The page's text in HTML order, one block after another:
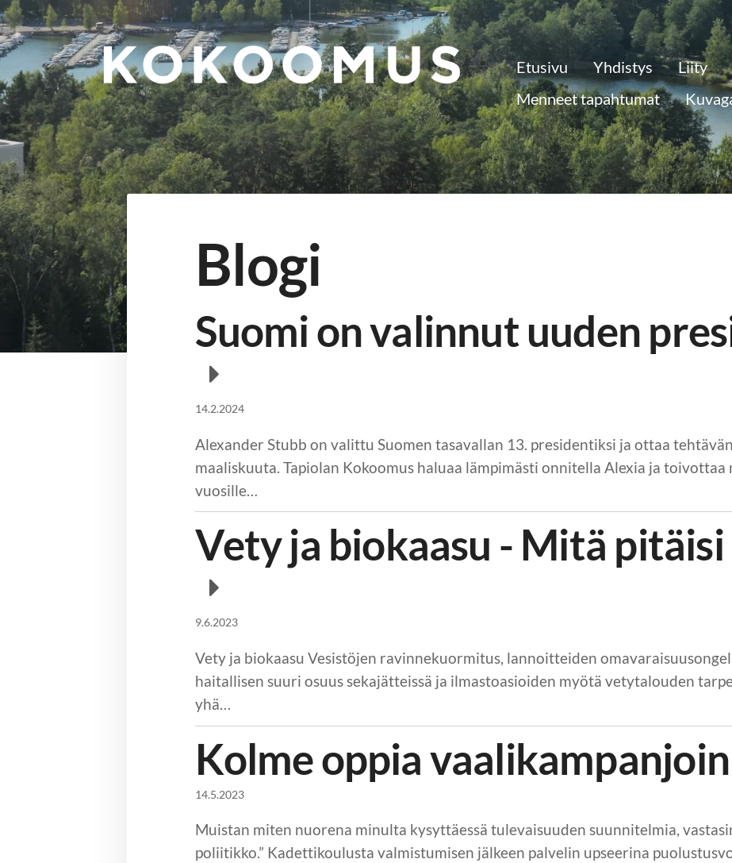
Siirry
sivun
sisältöön
TAPIOLAN KOKOOMUS ry. Etusivu Yhdistys Liity
Menneet tapahtumat
Blogi
Suomi on valinnut uuden
14.2.2024
Alexander Stubb on valittu Suomen tasavallan 13. presidentiksi ja ottaa
maaliskuuta. Tapiolan Kokoomus haluaa lämpimästi onnitella Alexia ja
vuosille…
Vety ja biokaasu - Mitä pitäisi
9.6.2023
Vety ja biokaasu Vesistöjen ravinnekuormitus, lannoitteiden
haitallisen suuri osuus sekajätteissä ja ilmastoasioiden myötä vetytalouden
yhä…
Kolme oppia
14.5.2023
Muistan miten nuorena minulta kysyttäessä tulevaisuuden suunnitelmia,
poliitikko.” Kadettikoulusta valmistumisen jälkeen palvelin upseerina